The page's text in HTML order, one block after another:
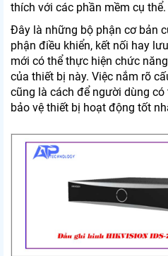
thích với các phần mềm cụ thể.
Đây là những bộ phận cơ bản
phận điều khiển, kết nối hay
mới có thể thực hiện chức
của thiết bị này. Việc nắm rõ
cũng là cách để người dùng
bảo vệ thiết bị hoạt động tốt